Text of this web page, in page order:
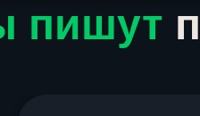
пишут